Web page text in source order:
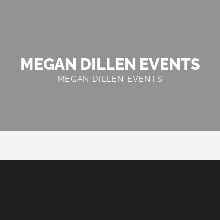
MEGAN DILLEN EVENTS
MEGAN DILLEN EVENTS